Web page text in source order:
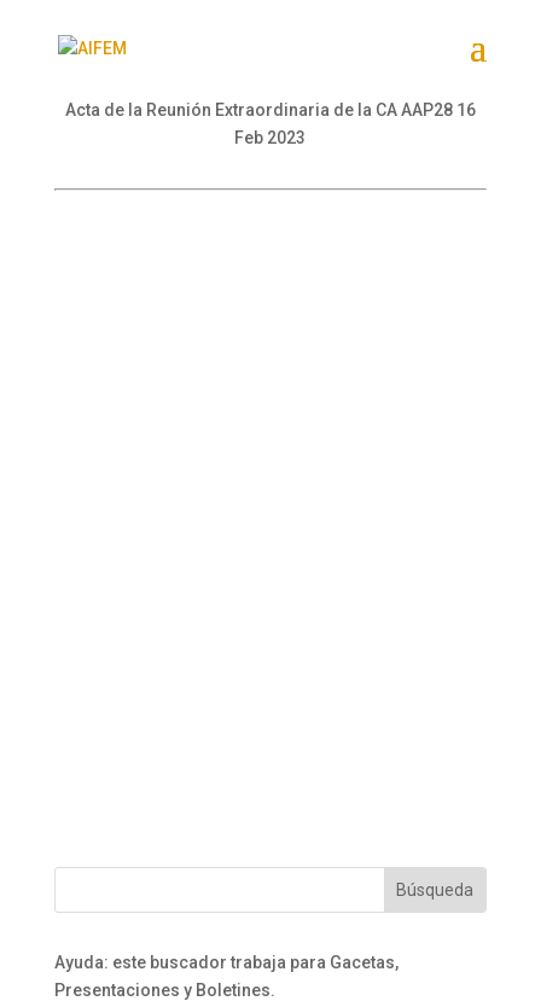
Acta de la Reunión Extraordinaria de la CA AAP28 16
Feb 2023
Ayuda: este buscador trabaja para Gacetas,
Presentaciones y Boletines.